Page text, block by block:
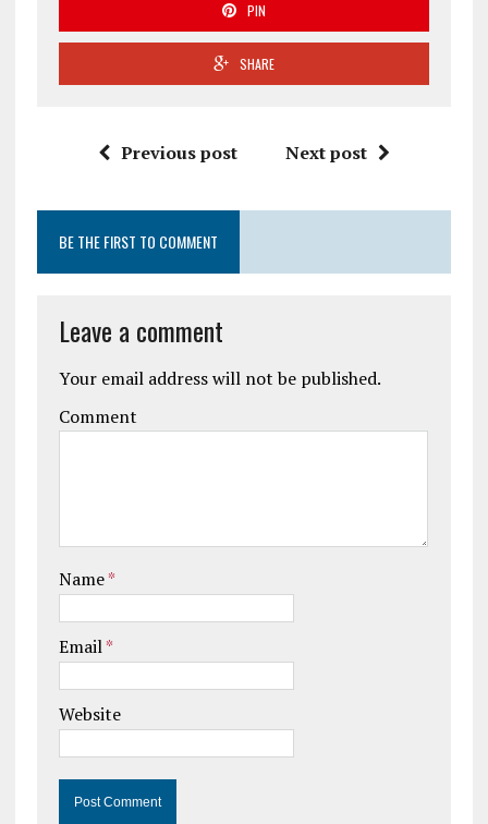
PIN
SHARE
Previous post Next post
BE THE FIRST TO COMMENT
Leave a comment
Your email address will not be published.
Comment
Name*
Email*
Website